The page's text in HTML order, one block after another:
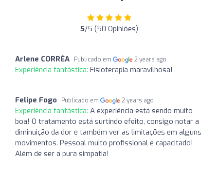
5/5 (50 Opiniões)
Arlene CORRÊA Publicado em 2 years ago
Experiência fantástica: Fisioterapia maravilhosa!
Felipe Fogo Publicado em 2 years ago
Experiência fantástica: A experiência está sendo muito
boa! O tratamento está surtindo efeito, consigo notar a
diminuição da dor e também ver as limitações em alguns
movimentos. Pessoal muito profissional e capacitado!
Além de ser a pura simpatia!